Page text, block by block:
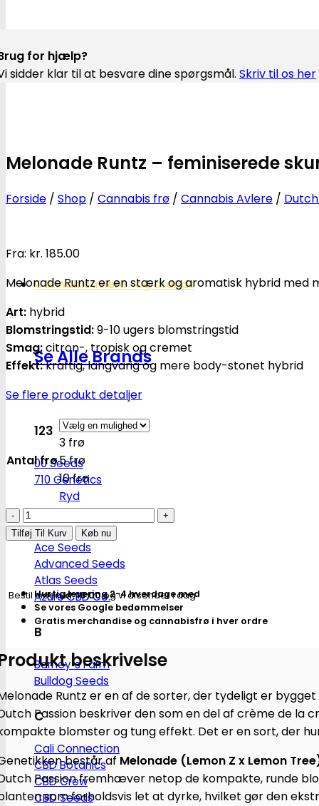
Cannabisavlere -og brands
Se Alle Brands
123
00 Seeds
710 Genetics
Ace Seeds
Advanced Seeds
Atlas Seeds
Azure CBD Co.
B
Barney´s Farm
Bulldog Seeds
C
Cali Connection
CBD Botanics
CBD Crew
CBD Seeds
for hjælp?
sidder klar til at besvare dine spørgsmål. Skriv til os her
Melonade Runtz – feminiserede
Forside / Shop / Cannabis frø / Cannabis Avlere /
Fra: kr. 185.00
Melonade Runtz er en stærk og aromatisk hybrid
Art: hybrid
Blomstringstid:9-10 ugers blomstringstid
Smag:citron-, tropisk og cremet
Effekt:kraftig, langvarig og mere body-stonet hybrid
Se flere produkt detaljer
Antal frø
3 frø
5 frø
10 frø
Ryd
Melonade
Runtz
feminiserede
skunkfrø
|
Dutch
Passion
antal
Tilføj Til Kurv Køb nu
Bestil indenkl. 16.00og vi afsender i dag
Hurtig levering 2-4 hverdage med
Se vores Google bedømmelser
Gratis merchandise og cannabisfrø i hver ordre
beskrivelse
Runtz er en af de sorter, der tydeligt er
Passion beskriver den som en del af crème de
blomster og tung effekt. Det er en sort, der
består af Melonade (Lemon Z x Lemon
Passion fremhæver netop de kompakte, runde
som forholdsvis let at dyrke, hvilket gør den